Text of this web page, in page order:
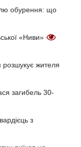
обурення: що
«Ниви»
розшукує жителя
загибель 30-
з